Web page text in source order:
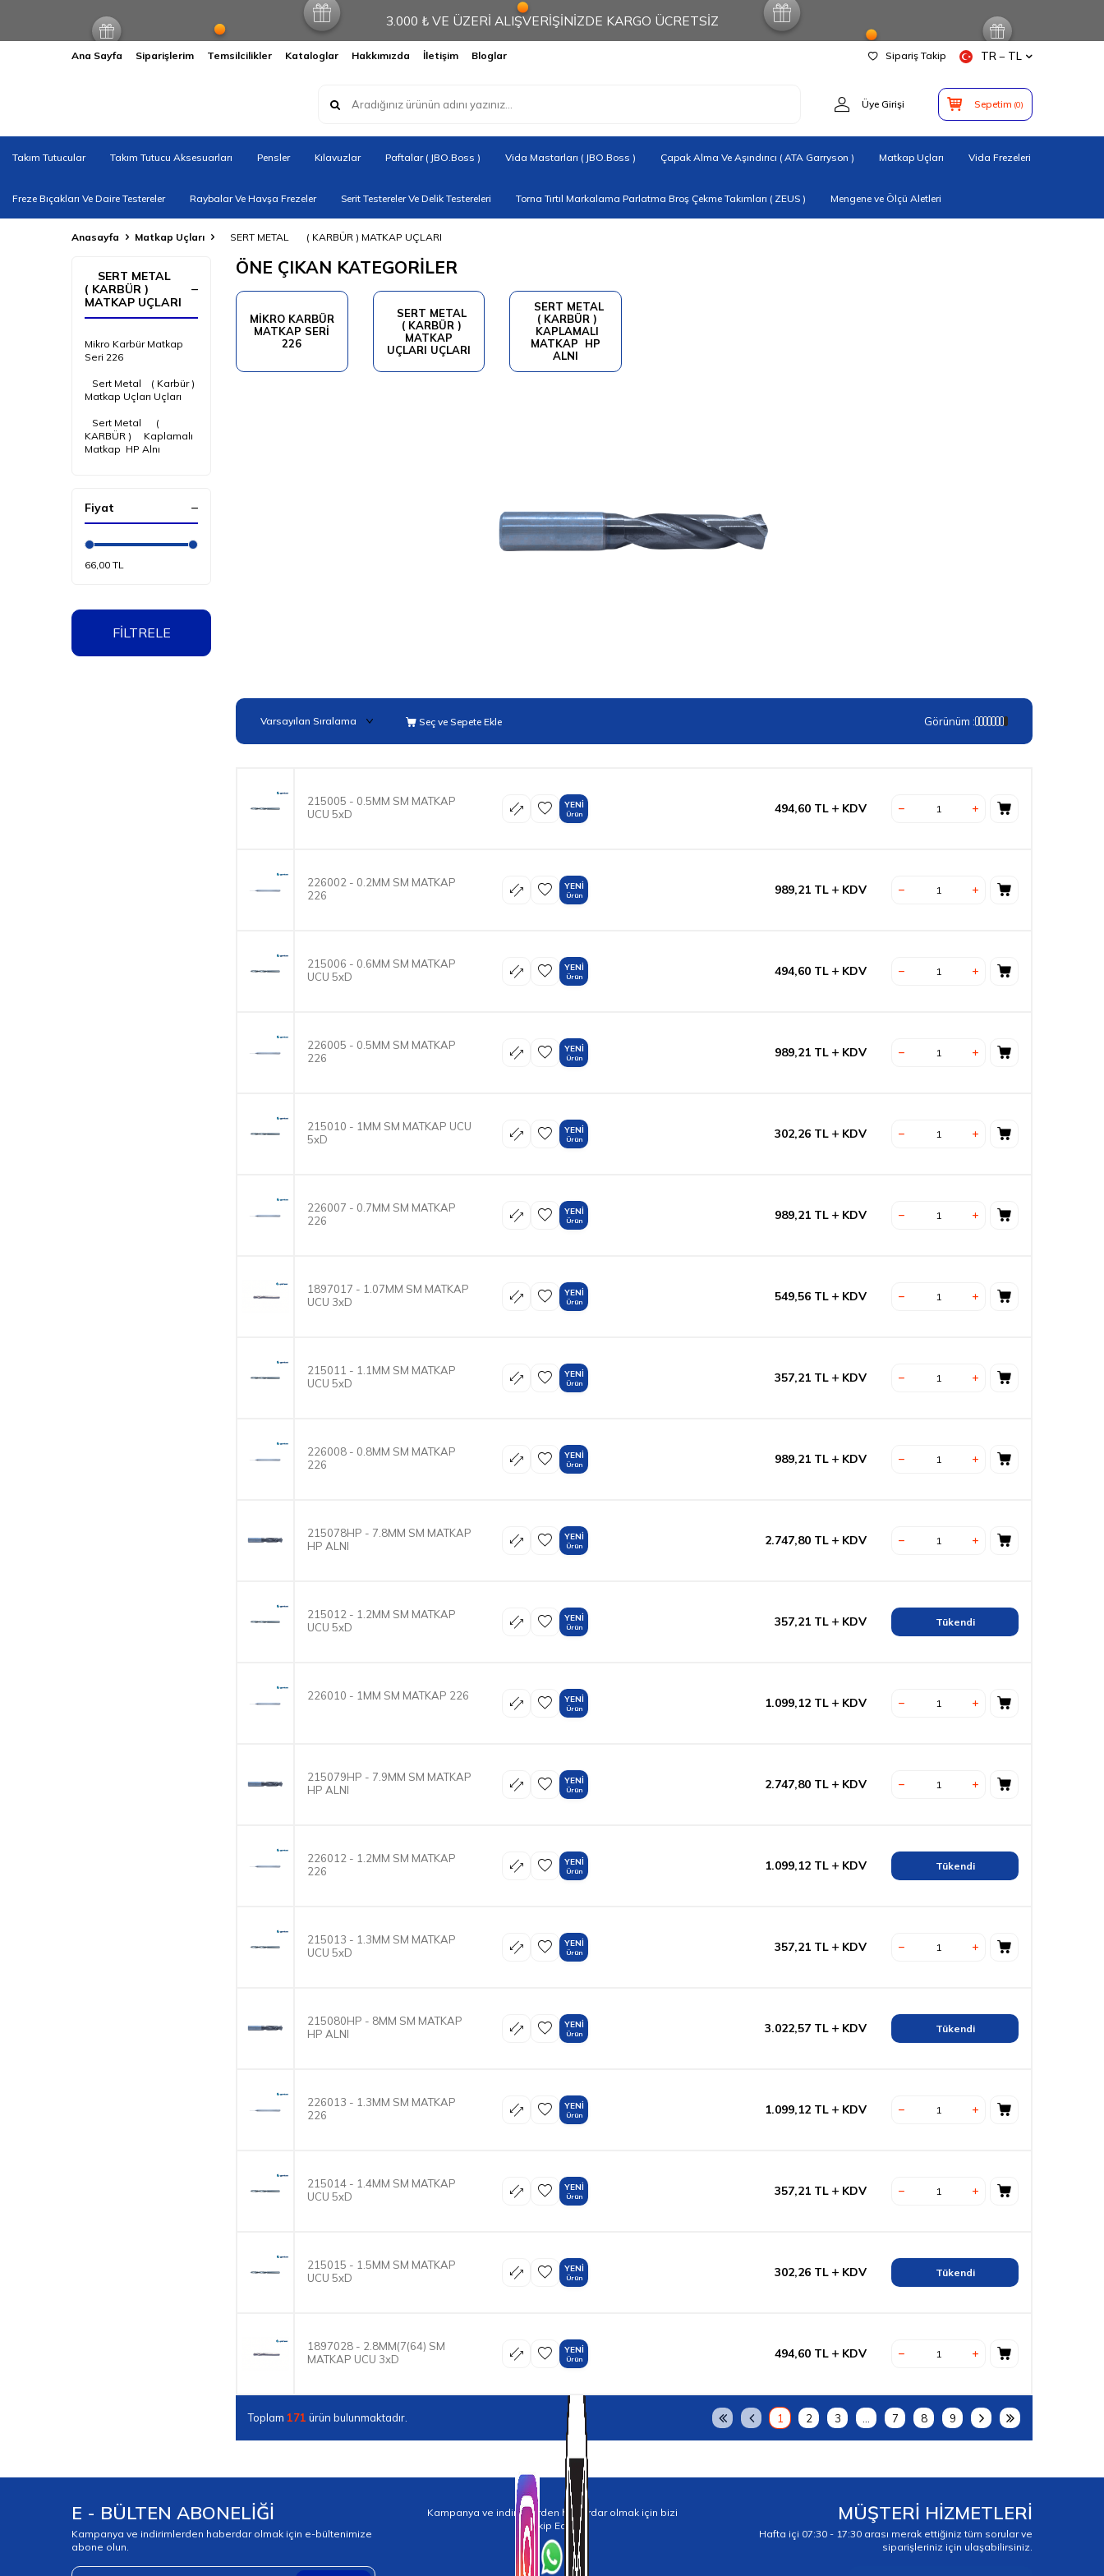
3.000 ₺ VE ÜZERİ ALIŞVERİŞİNİZDE KARGO ÜCRETSİZ
Ana Sayfa Siparişlerim Temsilcilikler Kataloglar Hakkımızda İletişim Bloglar Sipariş Takip TR − TL
Üye Girişi Sepetim (0)
Takım Tutucular Takım Tutucu Aksesuarları Pensler Kılavuzlar Paftalar ( JBO.Boss ) Vida Mastarları ( JBO.Boss ) Çapak Alma Ve Aşındırıcı ( ATA Garryson ) Matkap Uçları Vida Frezeleri
Freze Bıçakları Ve Daire Testereler Raybalar Ve Havşa Frezeler Serit Testereler Ve Delik Testereleri Torna Tırtıl Markalama Parlatma Broş Çekme Takımları ( ZEUS ) Mengene ve Ölçü Aletleri
Anasayfa Matkap Uçları ‎ ‎ ‎ ‎ SERT METAL ‎‎ ‎ ‎‎ ‎ ‎ ‎ ‎‎( KARBÜR ) MATKAP UÇLARI
‎ ‎ ‎ ‎ SERT METAL ‎‎ ‎ ‎‎ ‎ ‎ ‎
‎‎( KARBÜR )
MATKAP UÇLARI
Mikro Karbür Matkap
Seri 226
‎ ‎ ‎ Sert Metal ‎ ‎‎ ‎ ( Karbür )
Matkap Uçları Uçları
‎ ‎ ‎‎ Sert Metal ‎ ‎ ‎ ‎ ‎ (
KARBÜR ) ‎ ‎ ‎ ‎ Kaplamalı
Matkap‎ ‎ HP Alnı
Fiyat
66,00 TL
FİLTRELE
ÖNE ÇIKAN KATEGORİLER
MIKRO KARBÜR
MATKAP SERI
226
‎ ‎ ‎ SERT METAL ‎
‎‎ ‎ ( KARBÜR )
MATKAP
UÇLARI UÇLARI
‎ ‎ ‎‎ SERT METAL ‎
‎ ‎ ‎ ‎ ( KARBÜR ) ‎ ‎ ‎
‎ KAPLAMALI
MATKAP‎ ‎ HP
ALNI
Seç ve Sepete Ekle Görünüm :
215005 - 0.5MM SM MATKAP
UCU 5xD
YENI
Ürün 494,60 TL KDV
226002 - 0.2MM SM MATKAP
226
YENI
Ürün 989,21 TL KDV
215006 - 0.6MM SM MATKAP
UCU 5xD
YENI
Ürün 494,60 TL KDV
226005 - 0.5MM SM MATKAP
226
YENI
Ürün 989,21 TL KDV
215010 - 1MM SM MATKAP UCU
5xD
YENI
Ürün 302,26 TL KDV
226007 - 0.7MM SM MATKAP
226
YENI
Ürün 989,21 TL KDV
1897017 - 1.07MM SM MATKAP
UCU 3xD
YENI
Ürün 549,56 TL KDV
215011 - 1.1MM SM MATKAP
UCU 5xD
YENI
Ürün 357,21 TL KDV
226008 - 0.8MM SM MATKAP
226
YENI
Ürün 989,21 TL KDV
215078HP - 7.8MM SM MATKAP
HP ALNI
YENI
Ürün 2.747,80 TL KDV
215012 - 1.2MM SM MATKAP
UCU 5xD
YENI
Ürün 357,21 TL KDV Tükendi
226010 - 1MM SM MATKAP 226 YENI
Ürün 1.099,12 TL KDV
215079HP - 7.9MM SM MATKAP
HP ALNI
YENI
Ürün 2.747,80 TL KDV
226012 - 1.2MM SM MATKAP
226
YENI
Ürün 1.099,12 TL KDV Tükendi
215013 - 1.3MM SM MATKAP
UCU 5xD
YENI
Ürün 357,21 TL KDV
215080HP - 8MM SM MATKAP
HP ALNI
YENI
Ürün 3.022,57 TL KDV Tükendi
226013 - 1.3MM SM MATKAP
226
YENI
Ürün 1.099,12 TL KDV
215014 - 1.4MM SM MATKAP
UCU 5xD
YENI
Ürün 357,21 TL KDV
215015 - 1.5MM SM MATKAP
UCU 5xD
YENI
Ürün 302,26 TL KDV Tükendi
1897028 - 2.8MM(7(64) SM
MATKAP UCU 3xD
YENI
Ürün 494,60 TL KDV
Toplam 171 ürün bulunmaktadır. 1 2 3 7 8 9
E - BÜLTEN ABONELİĞİ
Kampanya ve indirimlerden haberdar olmak için e-bültenimize
abone olun.
Kampanya ve indirimlerden haberdar olmak için bizi
Takip Edin!
MÜŞTERİ HİZMETLERİ
Hafta içi 07:30 - 17:30 arası merak ettiğiniz tüm sorular ve
siparişleriniz için ulaşabilirsiniz.